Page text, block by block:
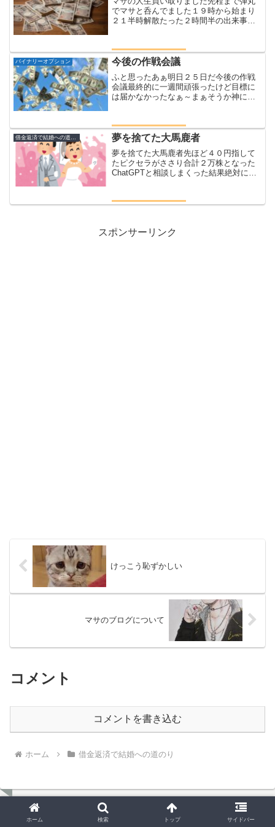
でマサと呑んでました１９時から始まり
２１半時解散たった２時間半の出来事で
もの世界で一番美味しい焼肉焼のコース
料理終了とともにいつもマ...
バイナリーオプション 今後の作戦会議
ふと思ったあぁ明日２５日だ今後の作戦
会議最終的に一週間頑張ったけど目標に
は届かなかったなぁ～まぁそうか神に祈
んで、今の現状はラクマに２万６千円。
これは振り込み申請...
借金返済で結婚への道のり 夢を捨てた大馬鹿者
夢を捨てた大馬鹿者先ほど４０円指して
たピクセラがささり合計２万株となった
ChatGPTと相談しまくった結果絶対に損
掛けた結論間違えて損切りではなく４０
スポンサーリンク
けっこう恥ずかしい
マサのブログについて
コメント
コメントを書き込む
ホーム 借金返済で結婚への道のり
ホーム 検索 トップ サイドバー